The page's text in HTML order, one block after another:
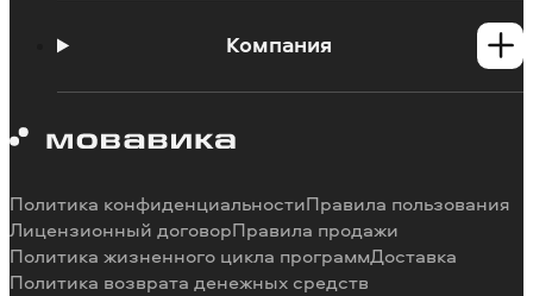
Инструкции
Системные требования программ
Способы оплаты
Возврат средств
Компания
Работа в Мовавике
Отзывы пользователей
Разработка видеоредактора под заказ
Политика конфиденциальностиПравила пользования
Лицензионный договорПравила продажи
Политика жизненного цикла программДоставка
Политика возврата денежных средств